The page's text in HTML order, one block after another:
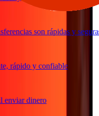
son rápidas y seguras
rápido y confiable
dinero